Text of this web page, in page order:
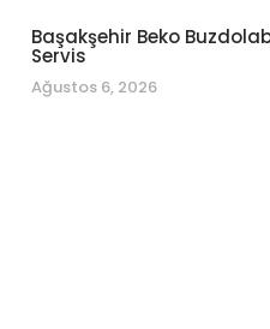
Başakşehir Beko
Servis
Ağustos 6, 2026